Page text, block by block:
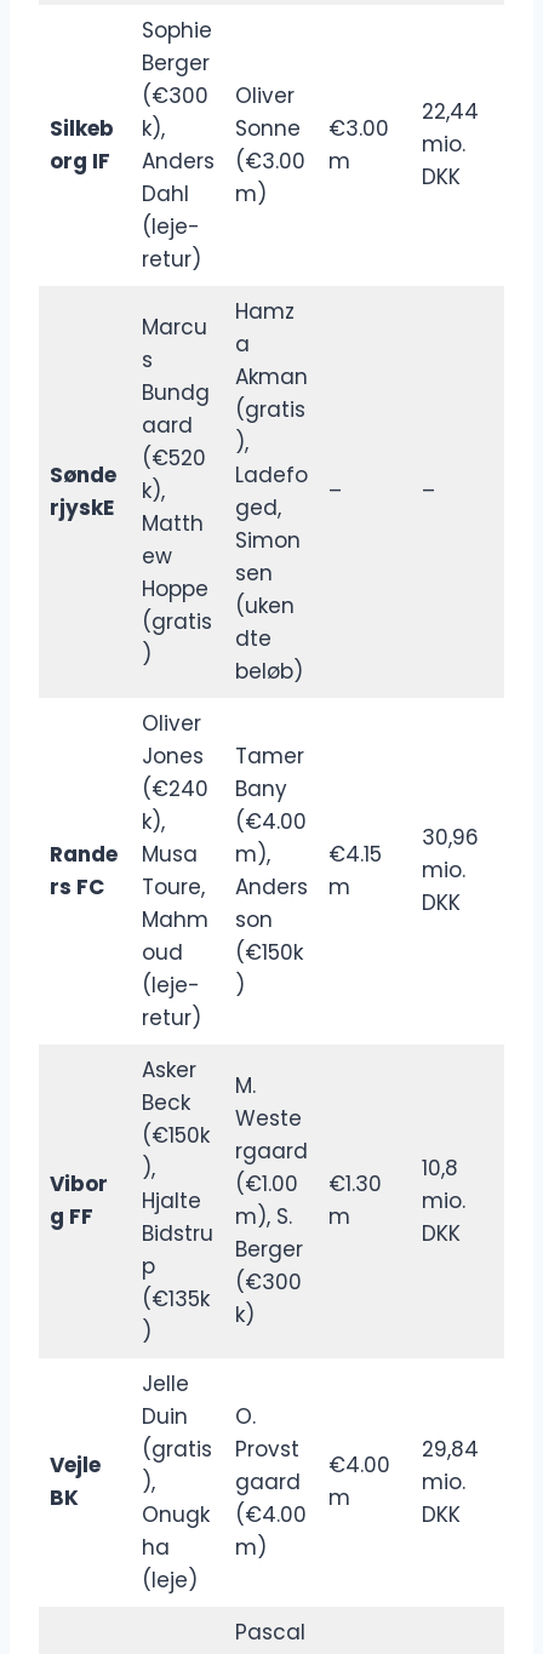
Silkeb
org IF
Sophie
Berger
(€300
k),
Anders
Dahl
(leje-
retur)
Oliver
Sonne
(€3.00
m)
€3.00
m
22,44
mio.
DKK
Sønde
rjyskE
Marcu
s
Bundg
aard
(€520
k),
Matth
ew
Hoppe
(gratis
)
Hamz
a
Akman
(gratis
),
Ladefo
ged,
Simon
sen
(uken
dte
beløb)
– –
Rande
rs FC
Oliver
Jones
(€240
k),
Musa
Toure,
Mahm
oud
(leje-
retur)
Tamer
Bany
(€4.00
m),
Anders
son
(€150k
)
€4.15
m
30,96
mio.
DKK
Vibor
g FF
Asker
Beck
(€150k
),
Hjalte
Bidstru
p
(€135k
)
M.
Weste
rgaard
(€1.00
m), S.
Berger
(€300
k)
€1.30
m
10,8
mio.
DKK
Vejle
BK
Jelle
Duin
(gratis
),
Onugk
ha
(leje)
O.
Provst
gaard
(€4.00
m)
€4.00
m
29,84
mio.
DKK
Pascal